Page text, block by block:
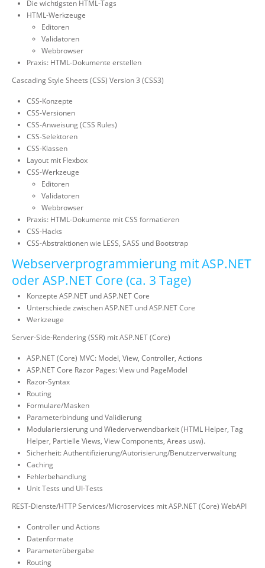
Die wichtigsten HTML-Tags
HTML-Werkzeuge
Editoren
Validatoren
Webbrowser
Praxis: HTML-Dokumente erstellen
Cascading Style Sheets (CSS) Version 3 (CSS3)
CSS-Konzepte
CSS-Versionen
CSS-Anweisung (CSS Rules)
CSS-Selektoren
CSS-Klassen
Layout mit Flexbox
CSS-Werkzeuge
Editoren
Validatoren
Webbrowser
Praxis: HTML-Dokumente mit CSS formatieren
CSS-Hacks
CSS-Abstraktionen wie LESS, SASS und Bootstrap
Webserverprogrammierung mit ASP.NET
oder ASP.NET Core (ca. 3 Tage)
Konzepte ASP.NET und ASP.NET Core
Unterschiede zwischen ASP.NET und ASP.NET Core
Werkzeuge
Server-Side-Rendering (SSR) mit ASP.NET (Core)
ASP.NET (Core) MVC: Model, View, Controller, Actions
ASP.NET Core Razor Pages: View und PageModel
Razor-Syntax
Routing
Formulare/Masken
Parameterbindung und Validierung
Modulariersierung und Wiederverwendbarkeit (HTML Helper, Tag
Helper, Partielle Views, View Components, Areas usw).
Sicherheit: Authentifizierung/Autorisierung/Benutzerverwaltung
Caching
Fehlerbehandlung
Unit Tests und UI-Tests
REST-Dienste/HTTP Services/Microservices mit ASP.NET (Core) WebAPI
Controller und Actions
Datenformate
Parameterübergabe
Routing